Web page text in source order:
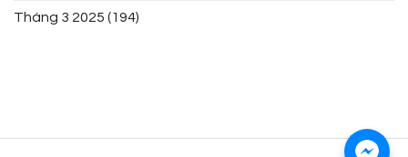
Tháng 3 2025 (194)